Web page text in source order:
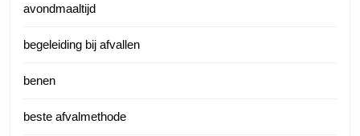
avondmaaltijd
begeleiding bij afvallen
benen
beste afvalmethode